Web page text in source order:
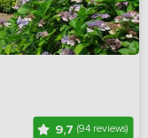
9,7(94 reviews)